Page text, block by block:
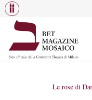
Le rose di